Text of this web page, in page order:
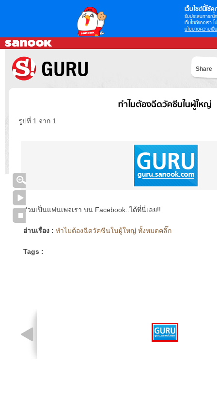
เว็บไซต์นี้ใช้คุ
รับประสบการณ์
เว็บไซต์ของเรา
นโยบายความเป็
Share
ทำไมต้องฉีดวัคซีนในผู้ใหญ่
รูปที่ 1 จาก 1
ร่วมเป็นแฟนเพจเรา บน Facebook..ได้ที่นี่เลย!!
อ่านเรื่อง : ทำไมต้องฉีดวัคซีนในผู้ใหญ่ ทั้งหมดคลิ๊ก
Tags :